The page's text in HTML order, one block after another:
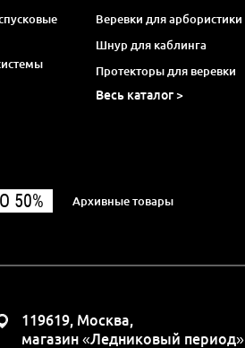
Веревки для арбористики
Шнур для каблинга
Протекторы для веревки
Весь каталог >
50% Архивные товары
119619, Москва,
магазин «Ледниковый период»